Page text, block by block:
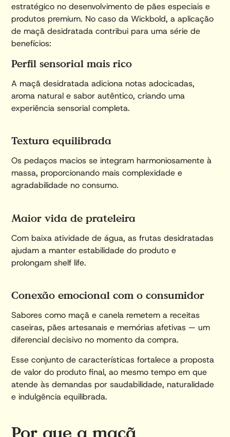
estratégico no desenvolvimento de pães especiais e
produtos premium. No caso da Wickbold, a aplicação
de maçã desidratada contribui para uma série de
benefícios:
Perfil sensorial mais rico
A maçã desidratada adiciona notas adocicadas,
aroma natural e sabor autêntico, criando uma
experiência sensorial completa.
Textura equilibrada
Os pedaços macios se integram harmoniosamente à
massa, proporcionando mais complexidade e
agradabilidade no consumo.
Maior vida de prateleira
Com baixa atividade de água, as frutas desidratadas
ajudam a manter estabilidade do produto e
prolongam shelf life.
Conexão emocional com o consumidor
Sabores como maçã e canela remetem a receitas
caseiras, pães artesanais e memórias afetivas — um
diferencial decisivo no momento da compra.
Esse conjunto de características fortalece a proposta
de valor do produto final, ao mesmo tempo em que
atende às demandas por saudabilidade, naturalidade
e indulgência equilibrada.
Por que a maçã